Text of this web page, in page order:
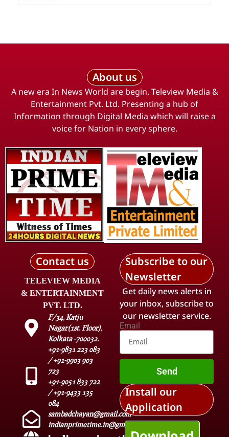
About us
A new era In News World are begin. Teleview Media &
Entertainment Pvt. Ltd. Presenting a hub of
Information through Digital Media which will raise a
voice for Nation in every sphere.
Contact us
TELEVIEW MEDIA
& ENTERTAINMENT
PVT. LTD.
F/34, Katju
Nagar(1st. Floor),
Kolkata -700032.
+91-9831 223 083
/ +91-9903 903
723
+91-9051 833 722
/ +91-9433 135
084
sambadchayan@gmail.com
indianprimetime.in@gmail.com
Subscribe to our
Newsletter
Get daily news alerts in
your inbox, subscribe to
our newsletter service.
Email
Send
Install our
Application